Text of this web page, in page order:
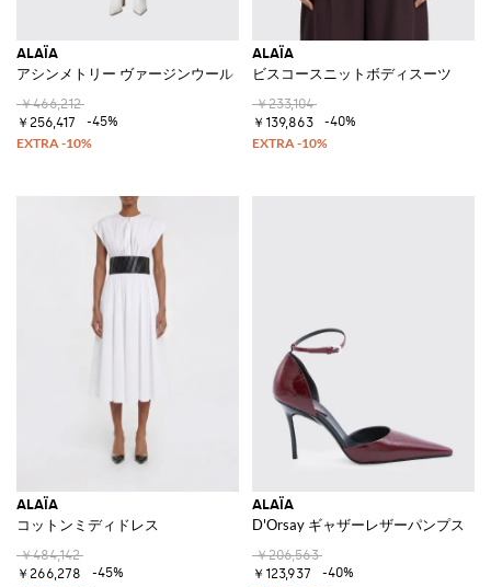
ALAÏA
アシンメトリー ヴァージンウールドレス
￥466,212
￥256,417
-45%
ALAÏA
ビスコースニットボディスーツ
￥233,104
￥139,863
-40%
ALAÏA
コットンミディドレス
￥484,142
￥266,278
-45%
ALAÏA
D'Orsay ギャザーレザーパンプス
￥206,563
￥123,937
-40%